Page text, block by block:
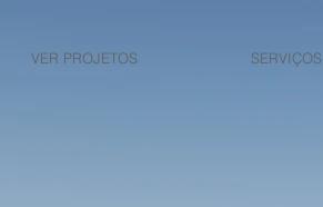
VER PROJETOS SERVIÇOS